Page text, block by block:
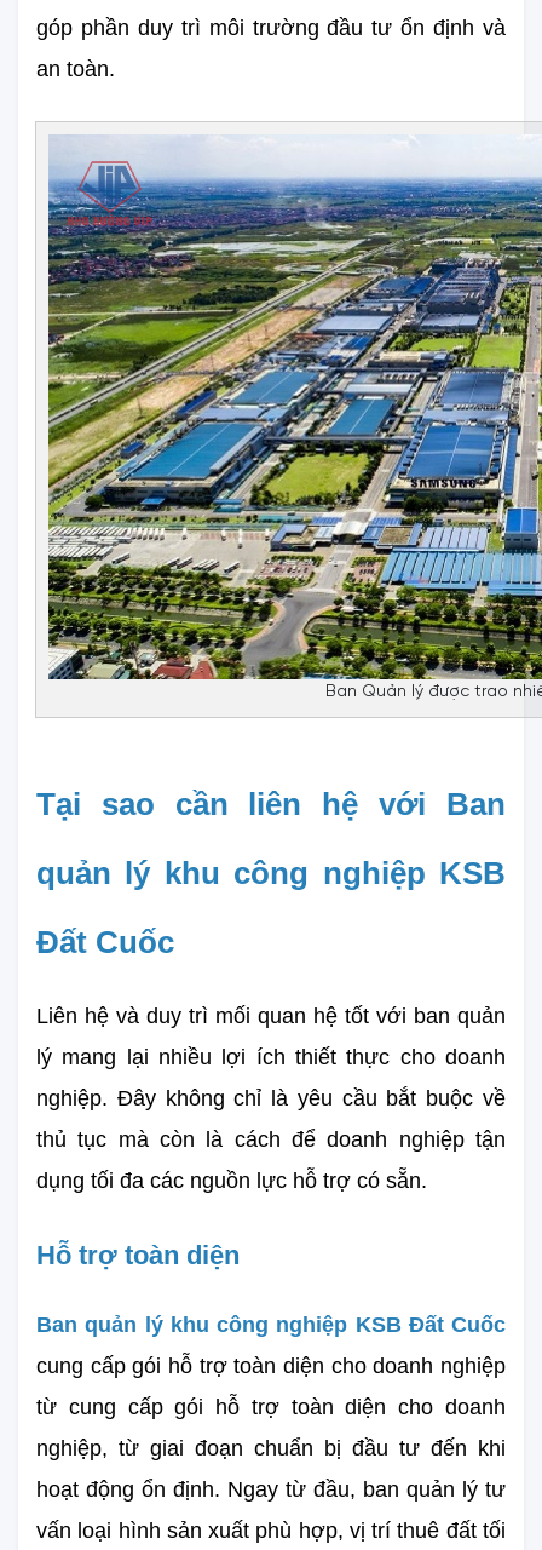
góp phần duy trì môi trường đầu tư ổn định và
an toàn.
Ban Quản lý được trao
Tại sao cần liên hệ với Ban
quản lý khu công nghiệp KSB
Đất Cuốc
Liên hệ và duy trì mối quan hệ tốt với ban quản
lý mang lại nhiều lợi ích thiết thực cho doanh
nghiệp. Đây không chỉ là yêu cầu bắt buộc về
thủ tục mà còn là cách để doanh nghiệp tận
dụng tối đa các nguồn lực hỗ trợ có sẵn.
Hỗ trợ toàn diện
Ban quản lý khu công nghiệp KSB Đất Cuốc
cung cấp gói hỗ trợ toàn diện cho doanh nghiệp
từ cung cấp gói hỗ trợ toàn diện cho doanh
nghiệp, từ giai đoạn chuẩn bị đầu tư đến khi
hoạt động ổn định. Ngay từ đầu, ban quản lý tư
vấn loại hình sản xuất phù hợp, vị trí thuê đất tối